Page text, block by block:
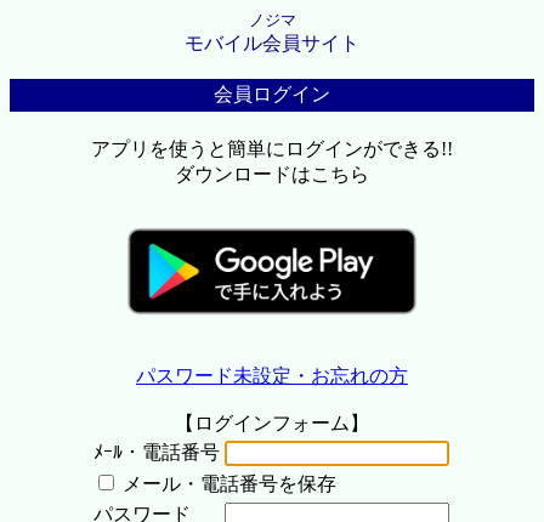
ノジマ
モバイル会員サイト
会員ログイン
アプリを使うと簡単にログインができる!!
ダウンロードはこちら
パスワード未設定・お忘れの方
【ログインフォーム】
ﾒｰﾙ・電話番号
メール・電話番号を保存
パスワード